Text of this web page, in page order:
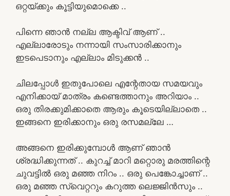
ഒറ്റയ്ക്കും കൂട്ടിയുമൊക്കെ ..
പിന്നെ ഞാൻ നല്ല ആക്ടിവ് ആണ് ..
എല്ലാരോടും നന്നായി സംസാരിക്കാനും
ഇടപെടാനും എല്ലാം മിടുക്കൻ ..
ചിലപ്പോൾ ഇതുപോലെ എന്റേതായ സമയവും
എനിക്കായ് മാത്രം കണ്ടെത്താനും അറിയാം ..
ഒരു തിരക്കുമിക്കാതെ ആരും കൂടെയില്ലാതെ ..
ഇങ്ങനെ ഇരിക്കാനും ഒരു രസമല്ലേ …
അങ്ങനെ ഇരിക്കുമ്പോൾ ആണ് ഞാൻ
ശ്രദ്ധിക്കുന്നത് .. കുറച്ച് മാറി മറ്റൊരു മരത്തിന്റെ
ചുവട്ടിൽ ഒരു മഞ്ഞ നിറം .. ഒരു പെങ്കോച്ചാണ് ..
ഒരു മഞ്ഞ സ്വെറ്ററും കറുത്ത ലെജ്ജിൻസും ..